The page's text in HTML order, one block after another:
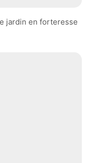
jardin en forteresse